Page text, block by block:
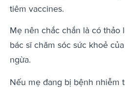
tiêm vaccines.
Mẹ nên chắc chắn là có thảo
bác sĩ chăm sóc sức khoẻ
ngừa.
Nếu mẹ đang bị bệnh nhiễm